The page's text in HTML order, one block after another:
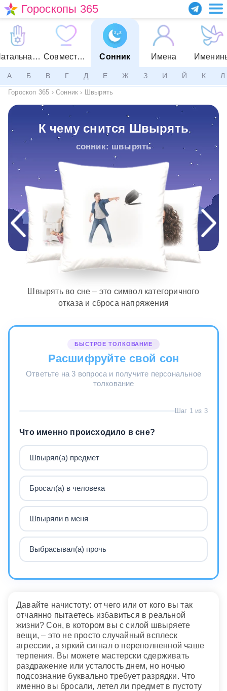
Гороскопы 365
Натальная карта Совместимость Сонник Имена
А Б В Г Д Е Ж З И Й К Л
Гороскоп 365 › Сонник › Швырять
К чему снится Швырять
сонник: швырять
Швырять во сне – это символ категоричного
отказа и сброса напряжения
БЫСТРОЕ ТОЛКОВАНИЕ
Расшифруйте свой сон
Ответьте на 3 вопроса и получите персональное
толкование
Шаг 1 из 3
Что именно происходило в сне?
Швырял(а) предмет
Бросал(а) в человека
Швыряли в меня
Выбрасывал(а) прочь
Давайте начистоту: от чего или от кого вы так
отчаянно пытаетесь избавиться в реальной
жизни? Сон, в котором вы с силой швыряете
вещи, – это не просто случайный всплеск
агрессии, а яркий сигнал о переполненной чаше
терпения. Вы можете мастерски сдерживать
раздражение или усталость днем, но ночью
подсознание буквально требует разрядки. Что
именно вы бросали, летел ли предмет в пустоту